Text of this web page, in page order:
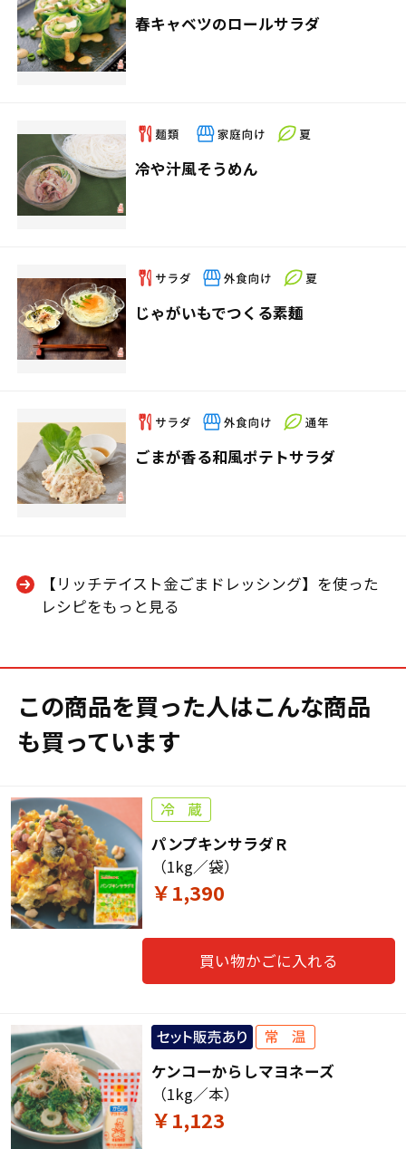
春キャベツのロールサラダ
冷や汁風そうめん
じゃがいもでつくる素麺
ごまが香る和風ポテトサラダ
【リッチテイスト金ごまドレッシング】を使った
レシピをもっと見る
この商品を買った人はこんな商品
も買っています
パンプキンサラダＲ
（1kg／袋）
￥1,390
買い物かごに入れる
ケンコーからしマヨネーズ
（1kg／本）
￥1,123